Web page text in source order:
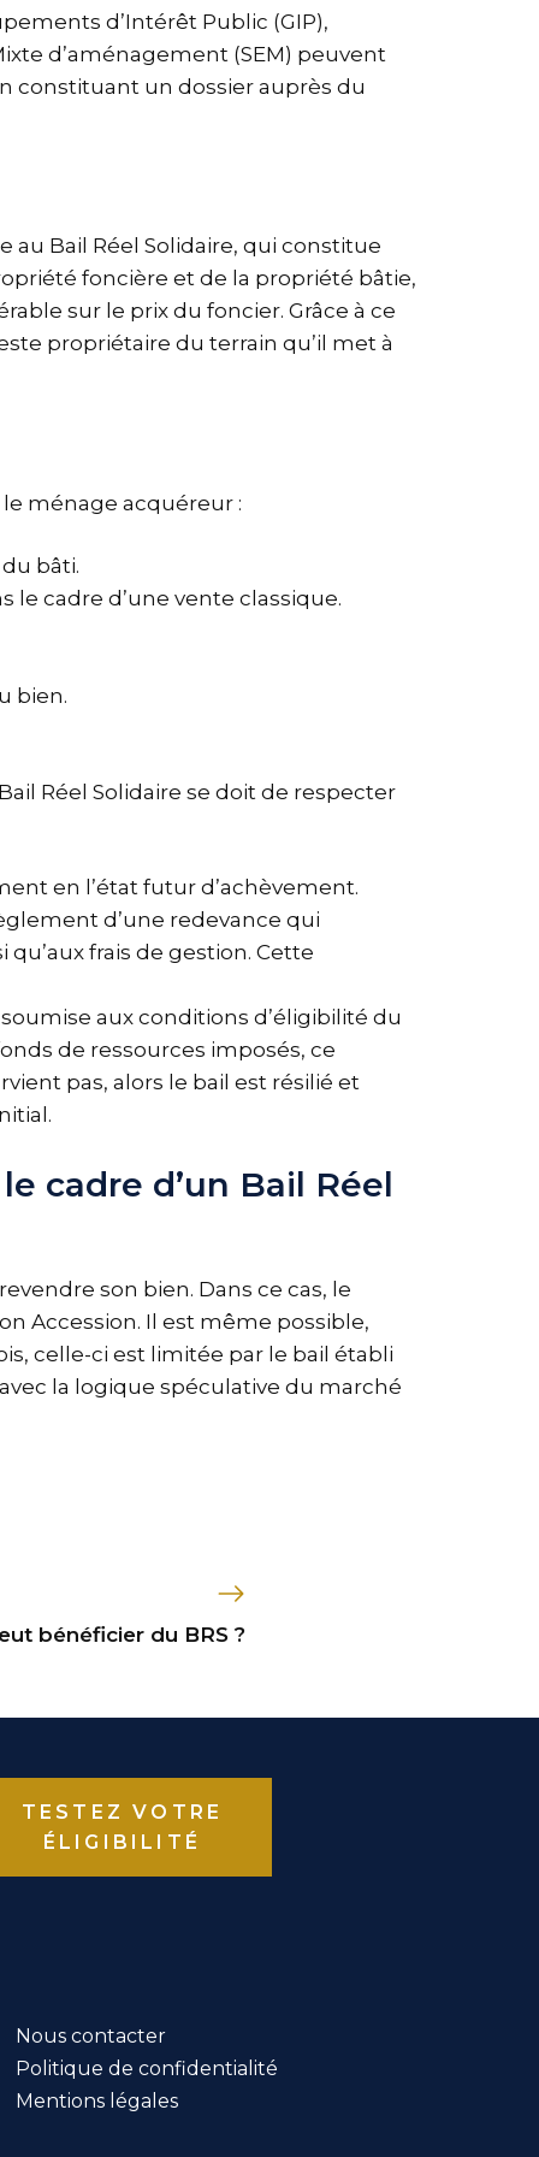
d’Intérêt Public (GIP),
d’aménagement (SEM) peuvent
constituant un dossier auprès du
au Bail Réel Solidaire, qui constitue
foncière et de la propriété bâtie,
sur le prix du foncier. Grâce à ce
propriétaire du terrain qu’il met à
ménage acquéreur :
bâti.
le cadre d’une vente classique.
bien.
Réel Solidaire se doit de respecter
en l’état futur d’achèvement.
d’une redevance qui
frais de gestion. Cette
aux conditions d’éligibilité du
de ressources imposés, ce
pas, alors le bail est résilié et
cadre d’un Bail Réel
son bien. Dans ce cas, le
Accession. Il est même possible,
celle-ci est limitée par le bail établi
la logique spéculative du marché
bénéficier du BRS ?
TESTEZ VOTRE
ÉLIGIBILITÉ
Nous contacter
Politique de confidentialité
Mentions légales